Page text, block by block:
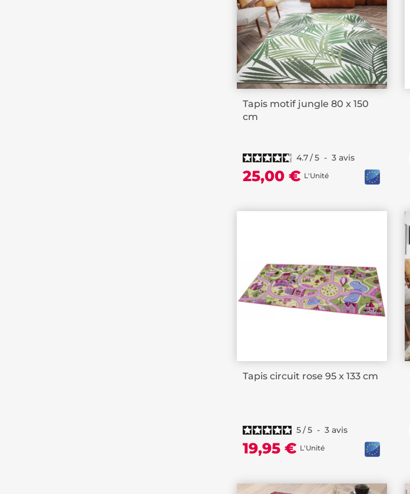
Tapis motif jungle 80 x 150
cm
4.7/5 - 3 avis
25,00 € L'Unité
Tapis circuit rose 95 x 133 cm
5/5 - 3 avis
19,95 € L'Unité